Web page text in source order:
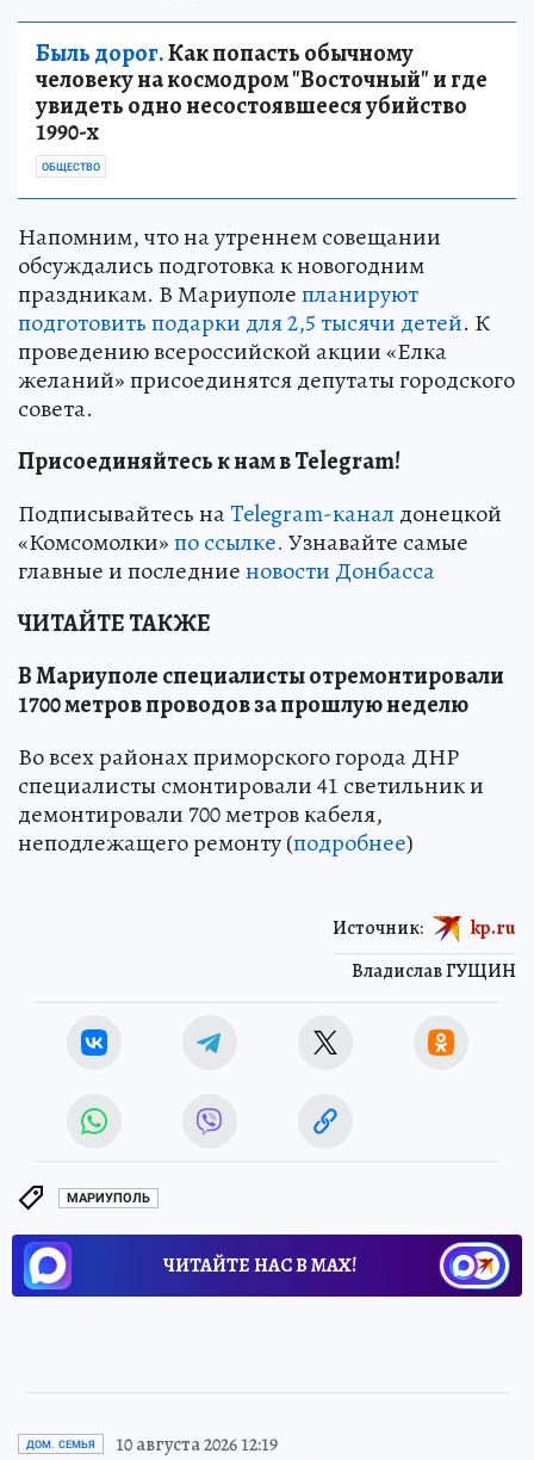
Быль дорог.Как попасть обычному
человеку на космодром "Восточный" и где
увидеть одно несостоявшееся убийство
1990-х
ОБЩЕСТВО
Напомним, что на утреннем совещании
обсуждались подготовка к новогодним
праздникам. В Мариуполепланируют
подготовить подарки для 2,5 тысячи детей. К
проведению всероссийской акции «Елка
желаний» присоединятся депутаты городского
совета.
Присоединяйтесь к нам в Telegram!
Подписывайтесь наTelegram-канал донецкой
«Комсомолки»по ссылке. Узнавайте самые
главные и последниеновости Донбасса
ЧИТАЙТЕ ТАКЖЕ
В Мариуполе специалисты отремонтировали
1700 метров проводов за прошлую неделю
Во всех районах приморского города ДНР
специалисты смонтировали 41 светильник и
демонтировали 700 метров кабеля,
неподлежащего ремонту (подробнее)
Владислав ГУЩИН
Источник: kp.ru
МАРИУПОЛЬ
ЧИТАЙТЕ НАС В МАХ!
ДОМ. СЕМЬЯ 10 августа 2026 12:19